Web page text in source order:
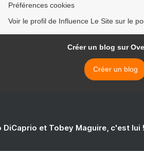
Préférences cookies
Voir le profil de Influence Le Site sur le
Créer un blog sur
Créer un blog
DiCaprio et Tobey Maguire, c'est